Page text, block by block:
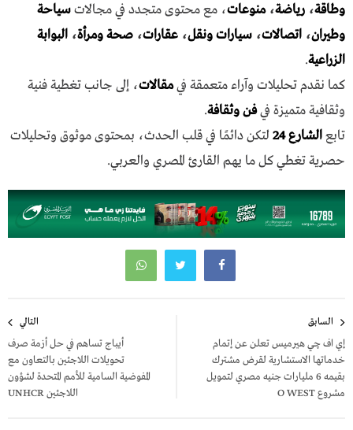
وطاقة، رياضة،منوعات، مع محتوى متجدد في مجالاتسياحة
وطيران، اتصالات، سيارات ونقل، عقارات، صحة ومرأة، البوابة
الزراعية.
كما نقدم تحليلات وآراء متعمقة فيمقالات، إلى جانب تغطية فنية
وثقافية متميزة فيفن وثقافة.
تابعالشارع 24
لتكن دائمًا في قلب الحدث، بمحتوى موثوق وتحليلات
حصرية تغطي كل ما يهم القارئ المصري والعربي.
المقالات
السابق
إي اف چي هيرميس تعلن عن إتمام
خدماتها الاستشارية لقرض مشترك
بقيمه 6 مليارات جنيه مصري لتمويل
مشروع O WEST
التالي
أيباج تساهم في حل أزمة صرف
تحويلات اللاجئين بالتعاون مع
المفوضية السامية للأمم المتحدة لشؤون
اللاجئين UNHCR